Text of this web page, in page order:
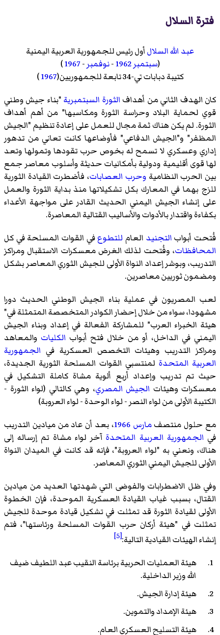
فترة السلال
عبد الله السلالأول رئيس للجمهورية العربية اليمنية
(سبتمبر1962
-نوفمبر-
1967
)
كتيبة دبابات تي-34 تابعة للجمهوريين(
1967
)
كان الهدف الثاني من أهداف الثورة السبتمبرية "بناء جيش وطني
قوي لحماية البلاد وحراسة الثورة ومكاسبها" من أهم أهداف
الثورة. لم يكن هناك ثمة مجال للعمل على إعادة تنظيم "الجيش
المظفر" و"الجيش الدفاعي" فأوضاعها كانت تعاني من تدهور
إداري وعسكري لا تسمح له بخوص حرب تقودها وتمولها وتعد
لها قوى أقليمية ودولية بأمكانيات حديثة وأسلوب معاصر جمع
بين الحرب النظامية وحرب العصابات، فأضطرت القيادة الثورية
للزج بهما في المعارك بكل تشكيلاتها منذ بداية الثورة والعمل
على إنشاء الجيش اليمني الحديث القادر على مواجهة الأعداء
بكفاءة واقتدار بالأدوات والأساليب القتالية المعاصرة.
فُتحت أبواب التجنيد العام للتطوعفي القوات المسلحة في كل
المحافظات، وفُتحت لذلك الغرض معسكرات الاستقبال ومراكز
التدريب، وبوشر إعداد النواة الأولى للجيش الثوري المعاصر بشكل
ومضمون ثوريين معاصرين.
لعب المصريون في عملية بناء الجيش الوطني الحديث دورا
مشهودا، سواء من خلال إحضار الكوادر المتخصصة المتمثلة في"
هيئة الخبراء العرب" للمشاركة الفعالة في إعداد وبناء الجيش
اليمني في الداخل، أو من خلال فتح أبواب الكليات والمعاهد
ومراكز التدريب وهيئات التخصص العسكرية في الجمهورية
العربية المتحدة لمنتسبي القوات المسلحة الثورية الجديدة،
حيث تم تدريب وإعداد أربع ألوية مشاة كاملة التشكيل في
معسكرات وهيئات الجيش المصري، وهي كالتالي (لواء الثورة -
الكتيبة الأولى من لواء النصر - لواء الوحدة - لواء العروبة)
مع حلول منتصفمارس 1966، بعد أن عاد من ميادين التدريب
في الجمهورية العربية المتحدة آخر لواء مشاة تم إرساله إلى
هناك، ونعني به "لواء العروبة"، فإنه قد كانت في الميدان النواة
الأولى للجيش اليمني الثوري المعاصر.
وفي ظل الاضطرابات والفوضى التي شهدتها العديد من ميادين
القتال، بسبب غياب القيادة العسكرية الموحدة، فإن الخطوة
الأولى لقيادة الثورة قد تمثلت في تشكيل قيادة موحدة للجيش
تمثلت في "هيئة أركان حرب القوات المسلحة ورئاستها"، فتم
إنشاء الهيئات القيادية التالية:[5]
هيئة العمليات الحربية برئاسة النقيب عبد اللطيف ضيف
الله وزير الداخلية.
هيئة إدارة الجيش.
هيئة الإمداد والتموين.
هيئة التسليح العسكري العام.